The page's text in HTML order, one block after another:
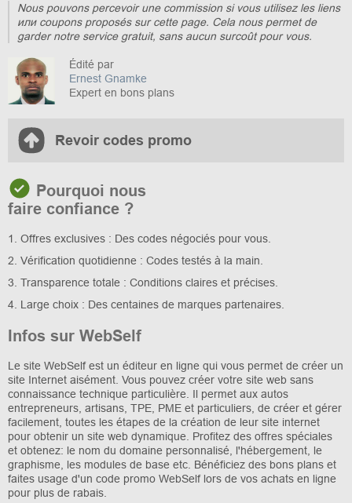
Nous pouvons percevoir une commission si vous utilisez les liens
или coupons proposés sur cette page. Cela nous permet de
garder notre service gratuit, sans aucun surcoût pour vous.
Édité par
Ernest Gnamke
Expert en bons plans
Revoir codes promo
Pourquoi nous
faire confiance ?
1. Offres exclusives : Des codes négociés pour vous.
2. Vérification quotidienne : Codes testés à la main.
3. Transparence totale : Conditions claires et précises.
4. Large choix : Des centaines de marques partenaires.
Infos sur WebSelf
Le site WebSelf est un éditeur en ligne qui vous permet de créer un
site Internet aisément. Vous pouvez créer votre site web sans
connaissance technique particulière. Il permet aux autos
entrepreneurs, artisans, TPE, PME et particuliers, de créer et gérer
facilement, toutes les étapes de la création de leur site internet
pour obtenir un site web dynamique. Profitez des offres spéciales
et obtenez: le nom du domaine personnalisé, l'hébergement, le
graphisme, les modules de base etc. Bénéficiez des bons plans et
faites usage d'un code promo WebSelf lors de vos achats en ligne
pour plus de rabais.